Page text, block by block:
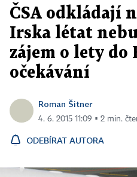
ČSA odkládají
Irska létat
zájem o lety do
očekávání
Roman Šitner
4. 6. 2015 11:09 ▪ 2 min.
ODEBÍRAT AUTORA